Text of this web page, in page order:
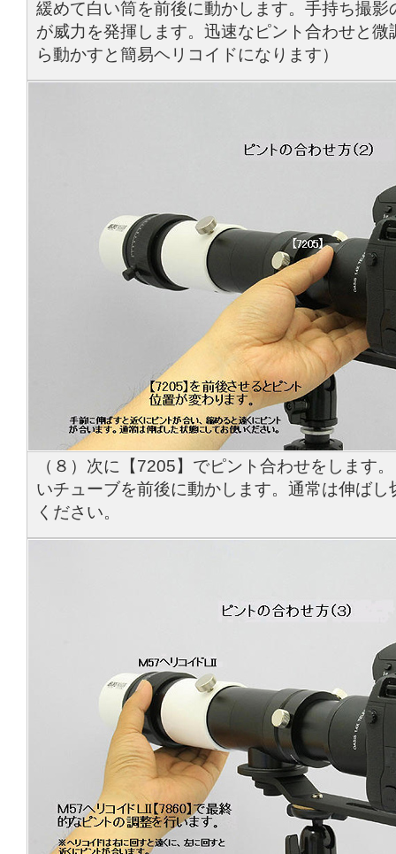
緩めて白い筒を前後に動かします。手持ち撮
が威力を発揮します。迅速なピント合わせと
ら動かすと簡易ヘリコイドになります）
（８）次に【7205】でピント合わせをします
いチューブを前後に動かします。通常は伸ば
ください。